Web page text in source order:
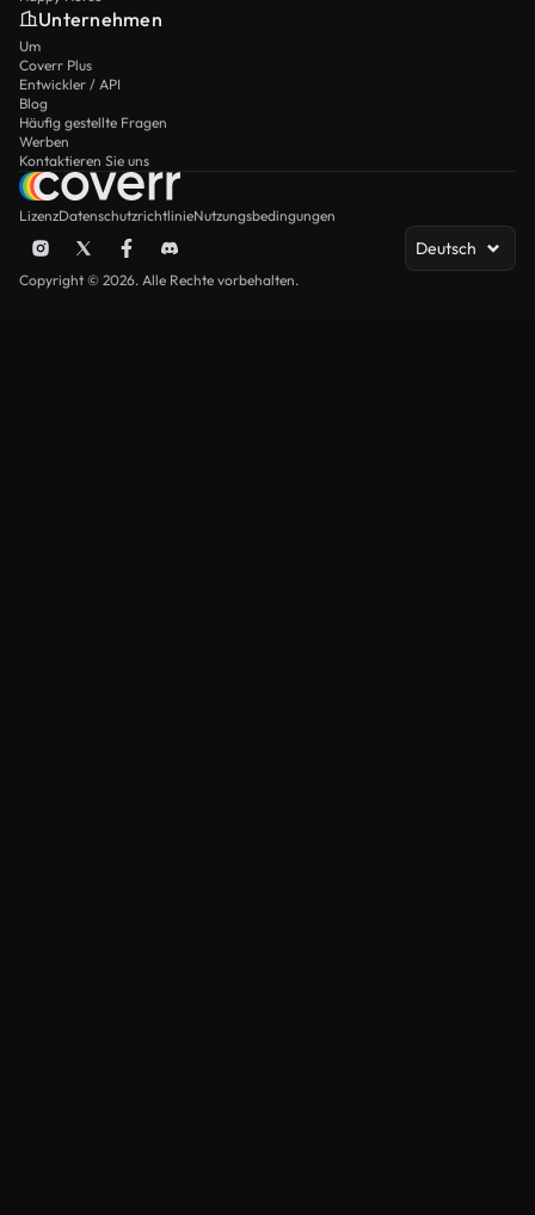
Unternehmen
Um
Coverr Plus
Entwickler / API
Blog
Häufig gestellte Fragen
Werben
Kontaktieren Sie uns
LizenzDatenschutzrichtlinieNutzungsbedingungen
Deutsch
Copyright © 2026. Alle Rechte vorbehalten.